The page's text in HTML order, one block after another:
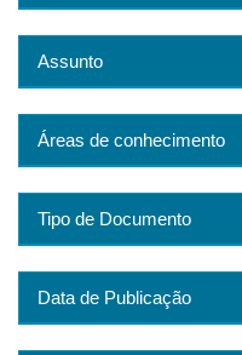
Assunto
Áreas de conhecimento
Tipo de Documento
Data de Publicação